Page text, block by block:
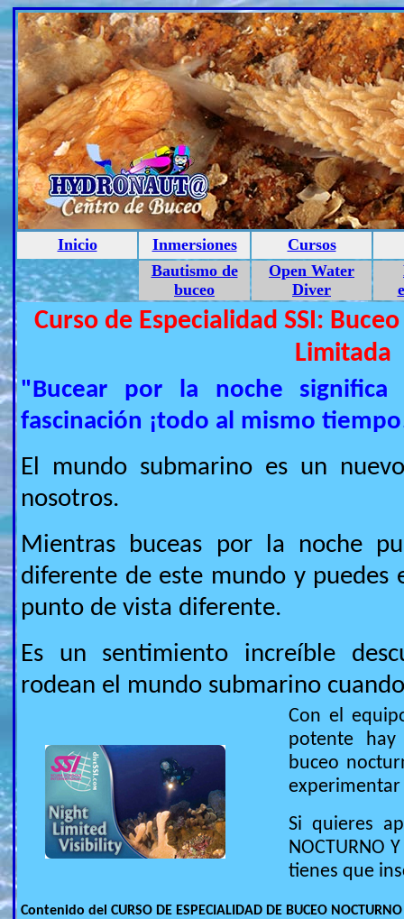
Inicio Inmersiones
Cursos
Bautismo de
buceo
Open Water
Diver
Curso de Especialidad SSI:
Limitada
"Bucear por la noche significa
fascinación ¡todo al mismo
El mundo submarino es un
nosotros.
Mientras buceas por la noche
diferente de este mundo y puedes
punto de vista diferente.
Es un sentimiento increíble
rodean el mundo submarino
Con el
potente hay
buceo
Si quieres
NOCTURNO
tienes que
Contenido del CURSO DE ESPECIALIDAD DE BUCEO